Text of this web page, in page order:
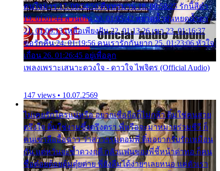
คนใจมาร 17. 00:54:50 คืนทรมาน 18. 00:58:25 รักนี้สีดำ
19. 01:01:44 ส่วนเกิน 20. 01:05:42 หยาดน้ำฝนหยดน้ำตา
21. 01:09:13 เหลือเพียงฝัน 22. 01:13:26 เขา 23. 01:16:37
ขอรักคืน 24. 01:19:56 คนเรารักกันยาก 25. 01:23:06 หัวใจ
เถื่อน 26. 01:26:45 อยู่เพื่อลูก
เพลงเพราะเสนาะดวงใจ - ดาวใจ ไพจิตร (Official Audio)
147 views • 10.07.2569
ไม่เคยรักใครแน่หรือ อยากเชื่อถือก็ไม่กล้า ติ๋มใช่คนสวย
ตรึงใจ ติ๋มใช่งามซึ้งตรึงตรา พี่หรือจะมาหมายร่วมชีวี ก็
คนเขาลืออื้อฉาว ว่าสาวๆรุมตอมพี่ ติ๋มอยากรับรักเหมือน
กัน แต่หวั่นจะช้ำดวงฤดี กลัวแฟนของพี่ชี้หน้าด่าทอ ก็คน
ชื่อต๋อยต้อยตุ้มตุ๋ยต่าย พี่ยังลืมได้ง่ายๆเลยหนอ แค่ตัวเรา